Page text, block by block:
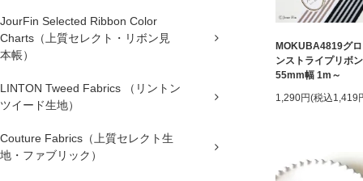
JourFin Selected Ribbon Color
Charts（上質セレクト・リボン見
本帳）
LINTON Tweed Fabrics （リントン
ツイード生地）
Couture Fabrics（上質セレクト生
地・ファブリック）
MOKUBA4819グ
ンストライプリボン
55mm幅 1m～
1,290円(税込1,419